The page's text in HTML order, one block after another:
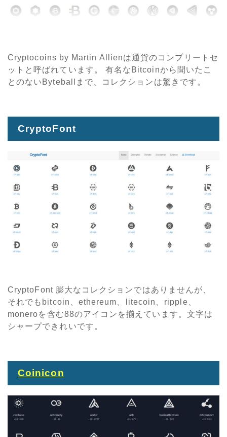
Cryptocoins by Martin Allienは通貨のコンプリートセ
ットと呼ばれています。 有名なBitcoinから聞いたこ
とのないByteballまで、コレクションは驚きです。
CryptoFont
CryptoFont 膨大なコレクションではありませんが、
それでもbitcoin、ethereum、litecoin、ripple、
moneroを含む88のアイコンを揃えています。文字は
シャープできれいです。
Coinicon